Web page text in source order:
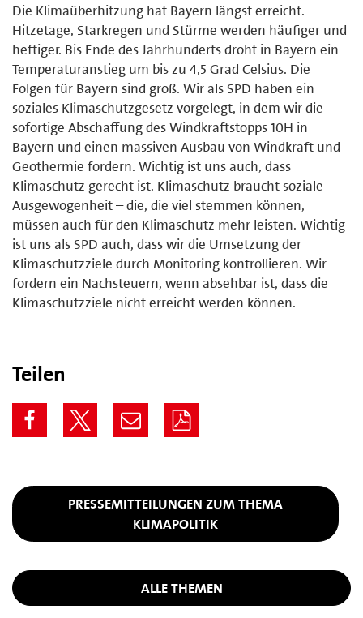
Die Klimaüberhitzung hat Bayern längst erreicht.
Hitzetage, Starkregen und Stürme werden häufiger und
heftiger. Bis Ende des Jahrhunderts droht in Bayern ein
Temperaturanstieg um bis zu 4,5 Grad Celsius. Die
Folgen für Bayern sind groß. Wir als SPD haben ein
soziales Klimaschutzgesetz vorgelegt, in dem wir die
sofortige Abschaffung des Windkraftstopps 10H in
Bayern und einen massiven Ausbau von Windkraft und
Geothermie fordern. Wichtig ist uns auch, dass
Klimaschutz gerecht ist. Klimaschutz braucht soziale
Ausgewogenheit – die, die viel stemmen können,
müssen auch für den Klimaschutz mehr leisten. Wichtig
ist uns als SPD auch, dass wir die Umsetzung der
Klimaschutzziele durch Monitoring kontrollieren. Wir
fordern ein Nachsteuern, wenn absehbar ist, dass die
Klimaschutzziele nicht erreicht werden können.
Teilen
PRESSEMITTEILUNGEN ZUM THEMA
KLIMAPOLITIK
ALLE THEMEN